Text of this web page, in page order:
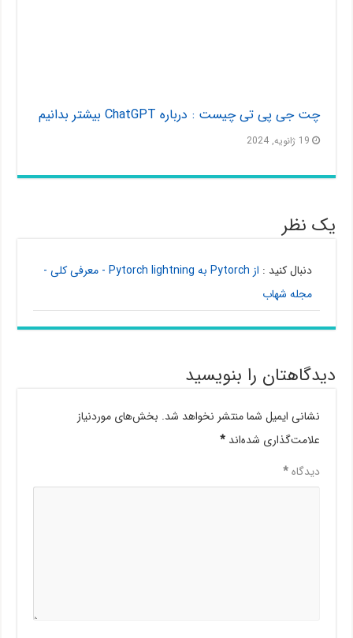
چت جی پی تی چیست : درباره ChatGPT بیشتر بدانیم
19 ژانویه, 2024
یک نظر
دنبال کنید :
از Pytorch به Pytorch lightning - معرفی کلی -
مجله شهاب
دیدگاهتان را بنویسید
نشانی ایمیل شما منتشر نخواهد شد. بخش‌های موردنیاز
علامت‌گذاری شده‌اند*
دیدگاه*